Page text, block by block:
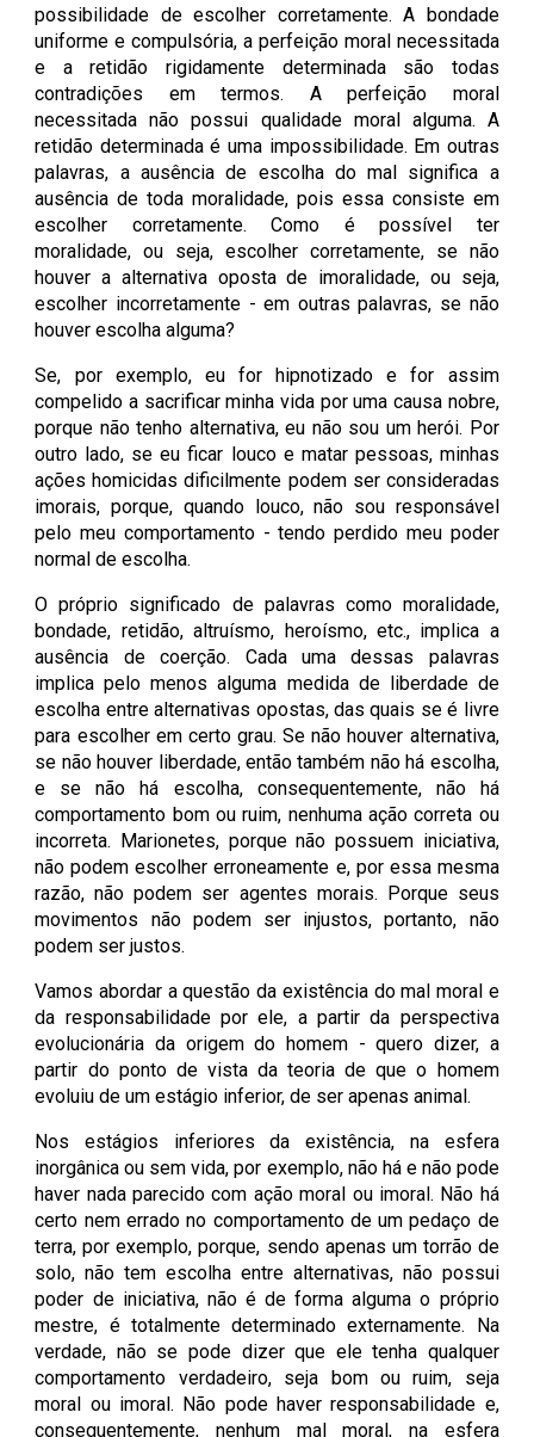
possibilidade de escolher corretamente. A bondade
uniforme e compulsória, a perfeição moral necessitada
e a retidão rigidamente determinada são todas
contradições em termos. A perfeição moral
necessitada não possui qualidade moral alguma. A
retidão determinada é uma impossibilidade. Em outras
palavras, a ausência de escolha do mal significa a
ausência de toda moralidade, pois essa consiste em
escolher corretamente. Como é possível ter
moralidade, ou seja, escolher corretamente, se não
houver a alternativa oposta de imoralidade, ou seja,
escolher incorretamente - em outras palavras, se não
houver escolha alguma?
Se, por exemplo, eu for hipnotizado e for assim
compelido a sacrificar minha vida por uma causa nobre,
porque não tenho alternativa, eu não sou um herói. Por
outro lado, se eu ficar louco e matar pessoas, minhas
ações homicidas dificilmente podem ser consideradas
imorais, porque, quando louco, não sou responsável
pelo meu comportamento - tendo perdido meu poder
normal de escolha.
O próprio significado de palavras como moralidade,
bondade, retidão, altruísmo, heroísmo, etc., implica a
ausência de coerção. Cada uma dessas palavras
implica pelo menos alguma medida de liberdade de
escolha entre alternativas opostas, das quais se é livre
para escolher em certo grau. Se não houver alternativa,
se não houver liberdade, então também não há escolha,
e se não há escolha, consequentemente, não há
comportamento bom ou ruim, nenhuma ação correta ou
incorreta. Marionetes, porque não possuem iniciativa,
não podem escolher erroneamente e, por essa mesma
razão, não podem ser agentes morais. Porque seus
movimentos não podem ser injustos, portanto, não
podem ser justos.
Vamos abordar a questão da existência do mal moral e
da responsabilidade por ele, a partir da perspectiva
evolucionária da origem do homem - quero dizer, a
partir do ponto de vista da teoria de que o homem
evoluiu de um estágio inferior, de ser apenas animal.
Nos estágios inferiores da existência, na esfera
inorgânica ou sem vida, por exemplo, não há e não pode
haver nada parecido com ação moral ou imoral. Não há
certo nem errado no comportamento de um pedaço de
terra, por exemplo, porque, sendo apenas um torrão de
solo, não tem escolha entre alternativas, não possui
poder de iniciativa, não é de forma alguma o próprio
mestre, é totalmente determinado externamente. Na
verdade, não se pode dizer que ele tenha qualquer
comportamento verdadeiro, seja bom ou ruim, seja
moral ou imoral. Não pode haver responsabilidade e,
consequentemente, nenhum mal moral, na esfera